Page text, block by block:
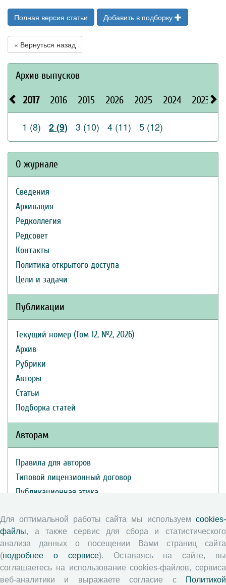
Полная версия статьи Добавить в подборку
« Вернуться назад
Архив выпусков
2017 2016 2015 2026 2025 2024 2023
1 (8) 2 (9) 3 (10) 4 (11) 5 (12)
О журнале
Сведения
Архивация
Редколлегия
Редсовет
Контакты
Политика открытого доступа
Цели и задачи
Публикации
Текущий номер (Том 12, №2, 2026)
Архив
Рубрики
Авторы
Статьи
Подборка статей
Авторам
Правила для авторов
Типовой лицензионный договор
Публикационная этика
Авторские права
Рецензентам
Памятка рецензенту
Для оптимальной работы сайта мы используем cookies-
файлы, а также сервис для сбора и статистического
анализа данных о посещении Вами страниц сайта
(подробнее о сервисе). Оставаясь на сайте, вы
соглашаетесь на использование cookies-файлов, сервиса
веб-аналитики и выражаете согласие с
Политикой